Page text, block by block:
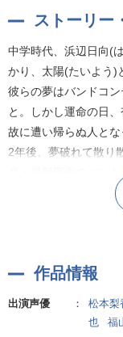
唱している。
※オープニングテー
【Glow】蒼井美月
※エンディングテー
【ルミナス】浜辺日
All Music Lyrics /
ストーリー
中学時代、浜辺日向(
かり、太陽(たいよう)
彼らの夢はバンドコ
と。しかし運命の日
故に遭い帰らぬ人とな
2年後、夢破れて散り
月・星野聖夜のバン
的に日向は無気力な
日向はGlowのプロデ
懐かしい曲を聞いてい
作品情報
出演声優 ： 松本梨
也
福